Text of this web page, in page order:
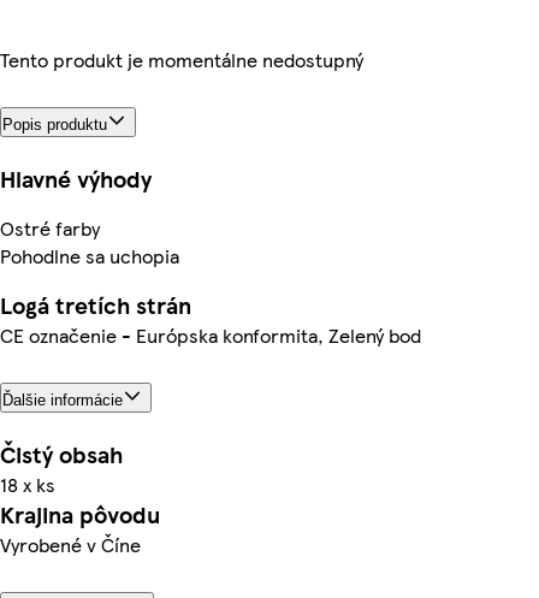
Tento produkt je momentálne nedostupný
Popis produktu
Hlavné výhody
Ostré farby
Pohodlne sa uchopia
Logá tretích strán
CE označenie - Európska konformita, Zelený bod
Ďalšie informácie
Čistý obsah
18 x ks
Krajina pôvodu
Vyrobené v Číne